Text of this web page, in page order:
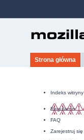
Strona główna
Indeks witryny
Regulamin
FAQ
Zarejestruj się